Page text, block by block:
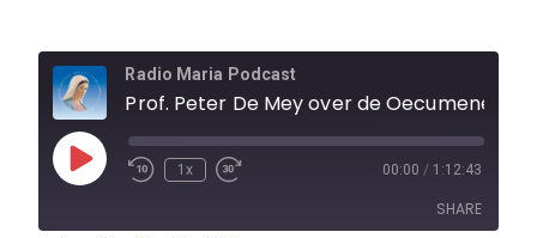
Radio Maria Podcast
Prof. Peter De Mey over de Oecumene
1x 00:00 / 1:12:43
SHARE